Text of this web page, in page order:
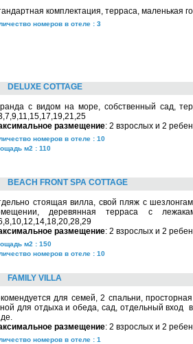
комплектация, терраса, маленькая
номеров в отеле : 3
DELUXE COTTAGE
с видом на море, собственный сад,
размещение: 2 взрослых и 2
номеров в отеле : 10
м2 : 110
BEACH FRONT SPA COTTAGE
стоящая вилла, свой пляж с
деревянная терраса с
размещение: 2 взрослых и 2
м2 : 150
номеров в отеле : 10
FAMILY VILLA
для семей, 2 спальни,
для отдыха и обеда, сад, отдельный вход
размещение: 2 взрослых и 2
номеров в отеле : 1